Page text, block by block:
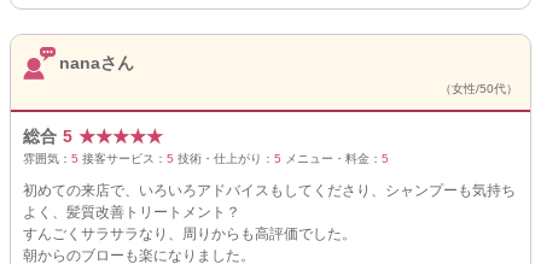
nanaさん
（女性/50代）
総合 5 ★★★★★
雰囲気： 5 接客サービス： 5 技術・仕上がり： 5 メニュー・料金： 5
初めての来店で、いろいろアドバイスもしてくださり、シャンプーも気持ち
よく、髪質改善トリートメント？
すんごくサラサラなり、周りからも高評価でした。
朝からのブローも楽になりました。